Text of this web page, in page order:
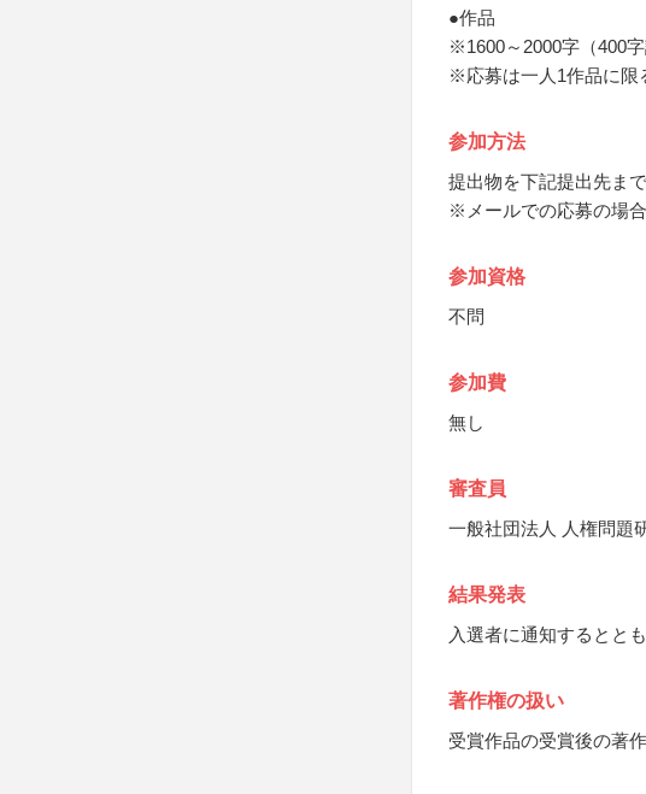
●作品
※1600～2000字（400字
※応募は一人1作品に限
参加方法
提出物を下記提出先ま
※メールでの応募の場
参加資格
不問
参加費
無し
審査員
一般社団法人 人権問題
結果発表
入選者に通知するとと
著作権の扱い
受賞作品の受賞後の著